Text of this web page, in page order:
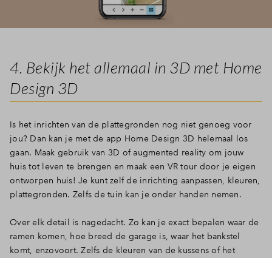
4. Bekijk het allemaal in 3D met Home
Design 3D
Is het inrichten van de plattegronden nog niet genoeg voor
jou? Dan kan je met de app Home Design 3D helemaal los
gaan. Maak gebruik van 3D of augmented reality om jouw
huis tot leven te brengen en maak een VR tour door je eigen
ontworpen huis! Je kunt zelf de inrichting aanpassen, kleuren,
plattegronden. Zelfs de tuin kan je onder handen nemen.
Over elk detail is nagedacht. Zo kan je exact bepalen waar de
ramen komen, hoe breed de garage is, waar het bankstel
komt, enzovoort. Zelfs de kleuren van de kussens of het